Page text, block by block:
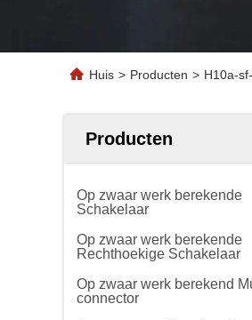
Huis > Producten > H10a-
Producten
Op zwaar werk berekende
Schakelaar
Op zwaar werk berekende
Rechthoekige Schakelaar
Op zwaar werk berekend
connector